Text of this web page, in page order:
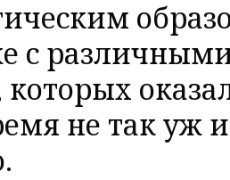
с
которых
не так уж и